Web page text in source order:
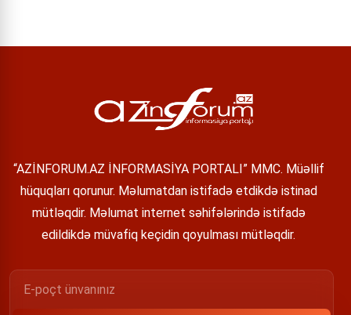
“AZİNFORUM.AZ İNFORMASİYA PORTALI” MMC. Müəllif
hüquqları qorunur. Məlumatdan istifadə etdikdə istinad
mütləqdir. Məlumat internet səhifələrində istifadə
edildikdə müvafiq keçidin qoyulması mütləqdir.